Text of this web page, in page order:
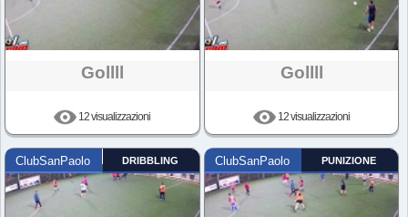
Gollll
12 visualizzazioni
Gollll
12 visualizzazioni
ClubSanPaolo DRIBBLING ClubSanPaolo PUNIZIONE